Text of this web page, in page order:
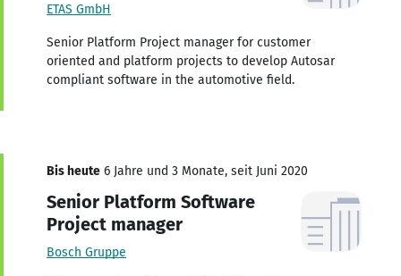
ETAS GmbH
Senior Platform Project manager for customer
oriented and platform projects to develop Autosar
compliant software in the automotive field.
Bis heute 6 Jahre und 3 Monate, seit Juni 2020
Senior Platform Software
Project manager
Bosch Gruppe